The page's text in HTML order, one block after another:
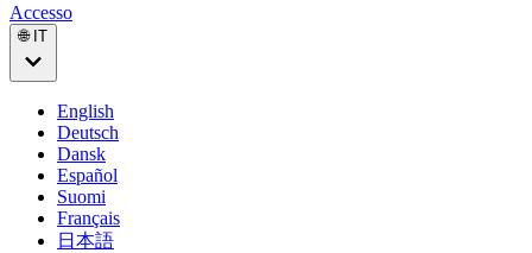
Accesso
🌐 IT
English
Deutsch
Dansk
Español
Suomi
Français
日本語